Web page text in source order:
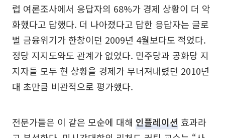
럽 여론조사에서 응답자의 68%가 경제 상황이 더 악
화했다고 답했다. 더 나아졌다고 답한 응답자는 글로
벌 금융위기가 한창이던 2009년 4월보다도 적었다.
정당 지지도와도 관계가 없었다. 민주당과 공화당 지
지자들 모두 현 상황을 경제가 무너져내렸던 2010년
대 초만큼 비관적으로 평가했다.
전문가들은 이 같은 모순에 대해 인플레이션 효과라